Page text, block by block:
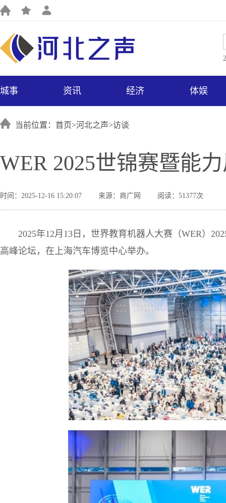
城事 资讯 经济 体娱
当前位置：首页>河北之声>访谈
WER 2025世锦赛暨能
时间：2025-12-16 15:20:07 来源：商广网 阅读：51377次
2025年12月13日，世界教育机器人大赛（WER）
高峰论坛，在上海汽车博览中心举办。